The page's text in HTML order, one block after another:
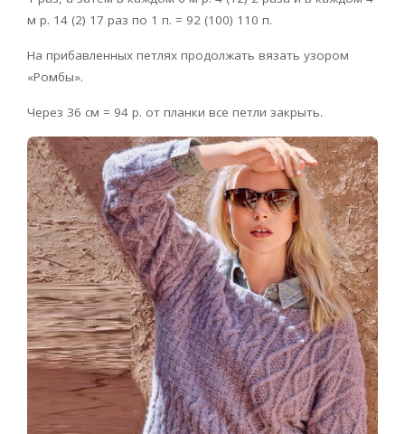
м р. 14 (2) 17 раз по 1 п. = 92 (100) 110 п.
На прибавленных петлях продолжать вязать узором
«Ромбы».
Через 36 см = 94 р. от планки все петли закрыть.